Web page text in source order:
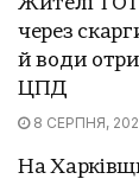
через
й води
ЦПД
8 СЕРПНЯ,
На